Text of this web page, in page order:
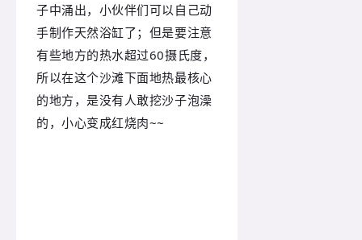
子中涌出，小伙伴们可以自己动
手制作天然浴缸了；但是要注意
有些地方的热水超过60摄氏度，
所以在这个沙滩下面地热最核心
的地方，是没有人敢挖沙子泡澡
的，小心变成红烧肉~~